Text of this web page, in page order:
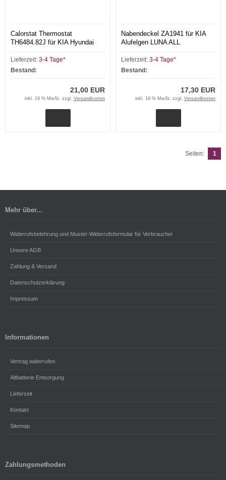
Calorstat Thermostat
TH6484.82J für KIA Hyundai
Lieferzeit: 3-4 Tage*
Bestand:
21,00 EUR
inkl. 19 % MwSt. zzgl. Versandkosten
Nabendeckel ZA1941 für KIA
Alufelgen LUNA ALL
Lieferzeit: 3-4 Tage*
Bestand:
17,30 EUR
inkl. 19 % MwSt. zzgl. Versandkosten
Seiten: 1
Mehr über...
Widerrufsbelehrung und Muster-Widerrufsformular für Verbraucher
Unsere AGB
Zahlung & Versand
Datenschutzerklärung
Impressum
Informationen
Vertrag widerrufen
Altbatterie Entsorgung
Lieferzeit
Kontakt
Sitemap
Zahlungsmethoden